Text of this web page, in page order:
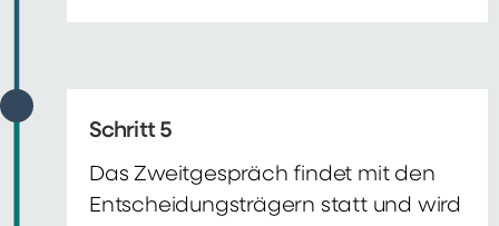
Schritt 5
Das Zweitgespräch findet mit den
Entscheidungsträgern statt und wird